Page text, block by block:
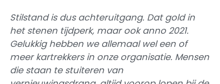
Stilstand is dus achteruitgang. Dat gold in
het stenen tijdperk, maar ook anno 2021.
Gelukkig hebben we allemaal wel een of
meer kartrekkers in onze organisatie. Mensen
die staan te stuiteren van